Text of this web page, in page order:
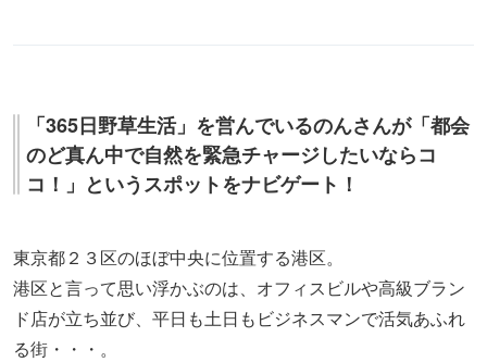
「365日野草生活」を営んでいるのんさんが「都会
のど真ん中で自然を緊急チャージしたいならコ
コ！」というスポットをナビゲート！
東京都２３区のほぼ中央に位置する港区。
港区と言って思い浮かぶのは、オフィスビルや高級ブラン
ド店が立ち並び、平日も土日もビジネスマンで活気あふれ
る街・・・。